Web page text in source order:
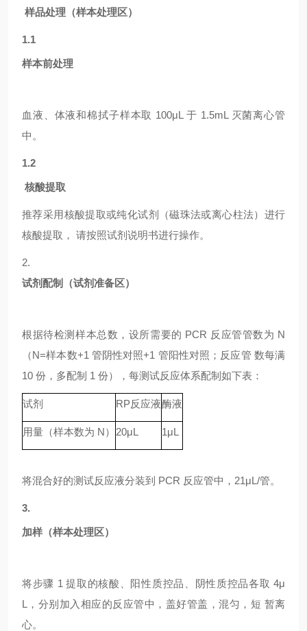
样品处理（样本处理区）
1.1
样本前处理
血液、体液和棉拭子样本取 100μL 于 1.5mL 灭菌离心管
中。
1.2
核酸提取
推荐采用核酸提取或纯化试剂（磁珠法或离心柱法）进行
核酸提取， 请按照试剂说明书进行操作。
2.
试剂配制（试剂准备区）
根据待检测样本总数，设所需要的 PCR 反应管管数为 N
（N=样本数+1 管阴性对照+1 管阳性对照；反应管 数每满
10 份，多配制 1 份），每测试反应体系配制如下表：
试剂 RP反应液酶液
用量（样本数为 N） 20μL 1μL
将混合好的测试反应液分装到 PCR 反应管中，21μL/管。
3.
加样（样本处理区）
将步骤 1 提取的核酸、阳性质控品、阴性质控品各取 4μ
L，分别加入相应的反应管中，盖好管盖，混匀，短 暂离
心。